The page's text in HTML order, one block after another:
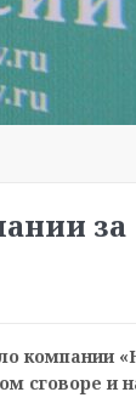
за
компании
сговоре и